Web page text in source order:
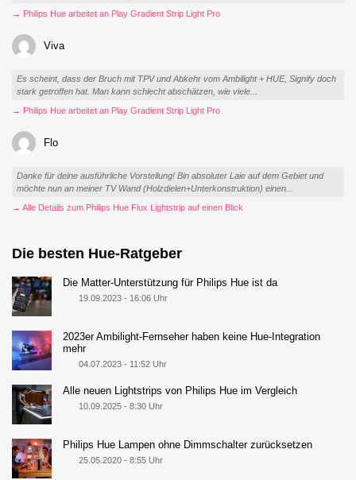
→ Philips Hue arbeitet an Play Gradient Strip Light Pro
Viva
Es scheint, dass der Bruch mit TPV und Abkehr vom Ambilight + HUE, Signify doch
stark getroffen hat. Man kann schlecht abschätzen, wie viele...
→ Philips Hue arbeitet an Play Gradient Strip Light Pro
Flo
Danke für deine ausführliche Vorstellung! Bin absoluter Laie auf dem Gebiet und
möchte nun an meiner TV Wand (Holzdielen+Unterkonstruktion) einen...
→ Alle Details zum Philips Hue Flux Lightstrip auf einen Blick
Die besten Hue-Ratgeber
Die Matter-Unterstützung für Philips Hue ist da
19.09.2023 - 16:06 Uhr
2023er Ambilight-Fernseher haben keine Hue-Integration
mehr
04.07.2023 - 11:52 Uhr
Alle neuen Lightstrips von Philips Hue im Vergleich
10.09.2025 - 8:30 Uhr
Philips Hue Lampen ohne Dimmschalter zurücksetzen
25.05.2020 - 8:55 Uhr